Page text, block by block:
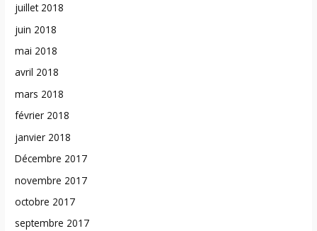
juillet 2018
juin 2018
mai 2018
avril 2018
mars 2018
février 2018
janvier 2018
Décembre 2017
novembre 2017
octobre 2017
septembre 2017